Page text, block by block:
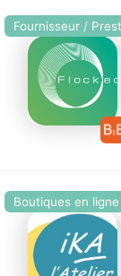
Fournisseur /
Boutiques en ligne